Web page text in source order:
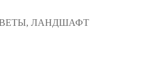
ЛАНДШАФТ